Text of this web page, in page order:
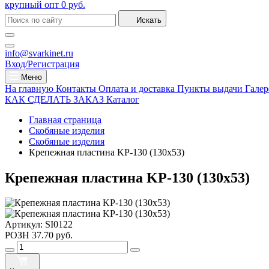
крупный опт 0 руб.
Искать
info@svarkinet.ru
Вход/Регистрация
Меню
На главную Контакты Оплата и доставка Пункты выдачи
КАК СДЕЛАТЬ ЗАКАЗ Каталог
Главная страница
Скобяные изделия
Скобяные изделия
Крепежная пластина KP-130 (130х53)
Крепежная пластина KP-130 (130х53)
Артикул: SI0122
РОЗН 37.70 руб.